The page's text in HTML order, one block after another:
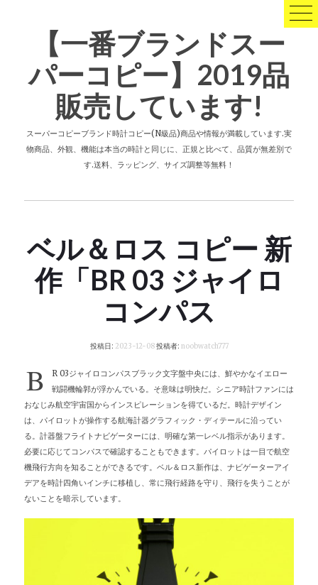
【一番ブランドスー
パーコピー】2019品
販売しています!
スーパーコピーブランド時計コピー(N級品)商品や情報が満載しています.実
物商品、外観、機能は本当の時計と同じに、正規と比べて、品質が無差別で
す.送料、ラッピング、サイズ調整等無料！
ベル＆ロス コピー 新
作「BR 03 ジャイロ
コンパス
投稿日: 2023-12-08投稿者: noobwatch777
B
R 03ジャイロコンパスブラック文字盤中央には、鮮やかなイエロー
戦闘機輪郭が浮かんでいる。そ意味は明快だ。シニア時計ファンには
おなじみ航空宇宙国からインスピレーションを得ているだ。時計デザイン
は、パイロットが操作する航海計器グラフィック・ディテールに沿ってい
る。計器盤フライトナビゲーターには、明確な第一レベル指示があります。
必要に応じてコンパスで確認することもできます。パイロットは一目で航空
機飛行方向を知ることができるです。ベル＆ロス新作は、ナビゲーターアイ
デアを時計四角いインチに移植し、常に飛行経路を守り、飛行を失うことが
ないことを暗示しています。